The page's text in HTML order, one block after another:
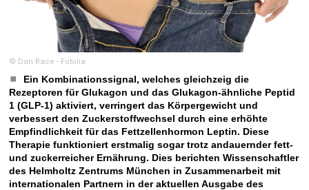
© Dan Race - Fotolia
Ein Kombinationssignal, welches gleichzeig die
Rezeptoren für Glukagon und das Glukagon-ähnliche Peptid
1 (GLP-1) aktiviert, verringert das Körpergewicht und
verbessert den Zuckerstoffwechsel durch eine erhöhte
Empfindlichkeit für das Fettzellenhormon Leptin. Diese
Therapie funktioniert erstmalig sogar trotz andauernder fett-
und zuckerreicher Ernährung. Dies berichten Wissenschaftler
des Helmholtz Zentrums München in Zusammenarbeit mit
internationalen Partnern in der aktuellen Ausgabe des